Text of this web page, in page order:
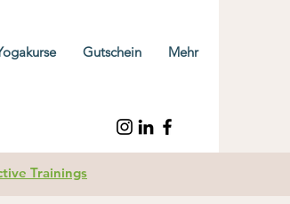
Gutschein Mehr
Trainings